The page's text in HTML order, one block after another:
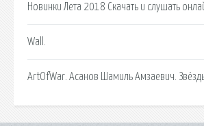
Новинки Лета 2018 Скачать и слушать
Wall.
ArtOfWar. Асанов Шамиль Амзаевич.